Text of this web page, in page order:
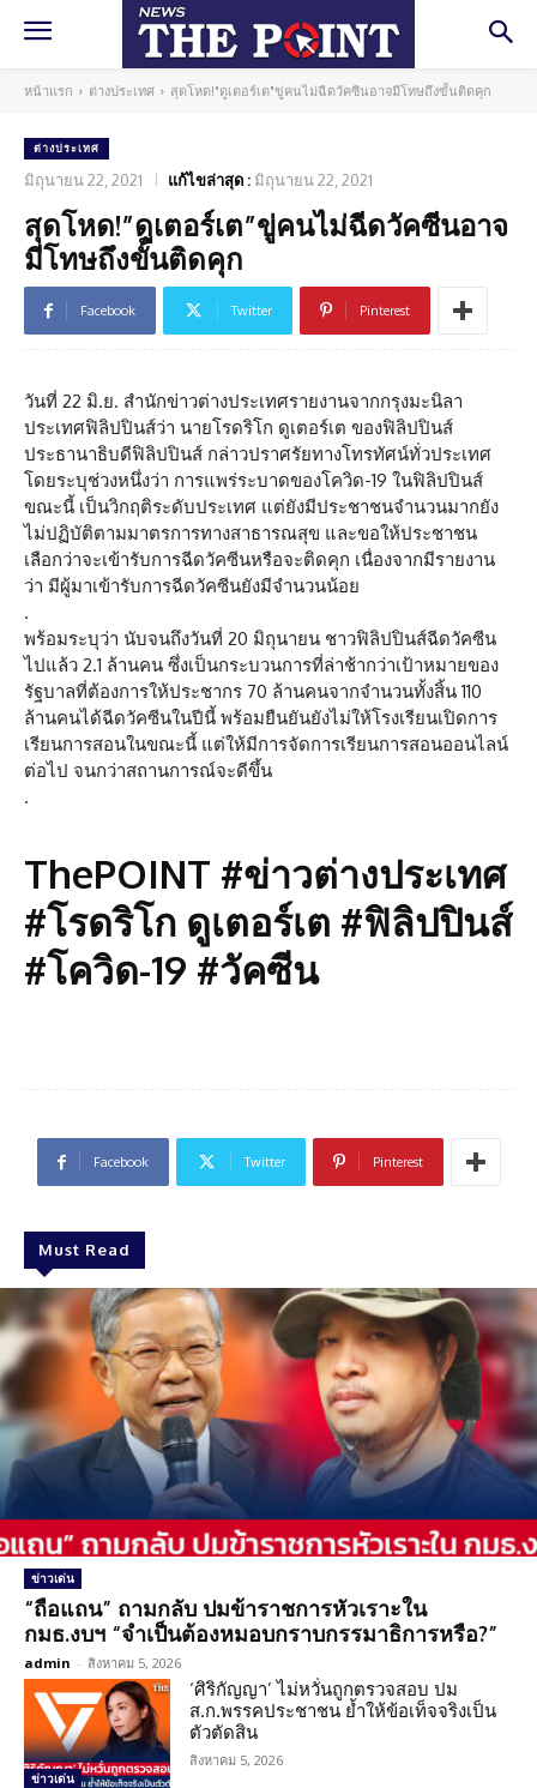
หน้าแรก ต่างประเทศ สุดโหด!"ดูเตอร์เต"ขู่คนไม่ฉีดวัคซีนอาจมีโทษถึงขั้นติดคุก
ต่างประเทศ
มิถุนายน 22, 2021 แก้ไขล่าสุด : มิถุนายน 22, 2021
สุดโหด!”ดูเตอร์เต”ขู่คนไม่ฉีดวัคซีนอาจ
มีโทษถึงขั้นติดคุก
Facebook Twitter Pinterest
วันที่ 22 มิ.ย. สำนักข่าวต่างประเทศรายงานจากกรุงมะนิลา
ประเทศฟิลิปปินส์ว่า นายโรดริโก ดูเตอร์เต ของฟิลิปปินส์
ประธานาธิบดีฟิลิปปินส์ กล่าวปราศรัยทางโทรทัศน์ทั่วประเทศ
โดยระบุช่วงหนึ่งว่า การแพร่ระบาดของโควิด-19 ในฟิลิปปินส์
ขณะนี้ เป็นวิกฤติระดับประเทศ แต่ยังมีประชาชนจำนวนมากยัง
ไม่ปฏิบัติตามมาตรการทางสาธารณสุข และขอให้ประชาชน
เลือกว่าจะเข้ารับการฉีดวัคซีนหรือจะติดคุก เนื่องจากมีรายงาน
ว่า มีผู้มาเข้ารับการฉีดวัคซีนยังมีจำนวนน้อย
.
พร้อมระบุว่า นับจนถึงวันที่ 20 มิถุนายน ชาวฟิลิปปินส์ฉีดวัคซีน
ไปแล้ว 2.1 ล้านคน ซึ่งเป็นกระบวนการที่ล่าช้ากว่าเป้าหมายของ
รัฐบาลที่ต้องการให้ประชากร 70 ล้านคนจากจำนวนทั้งสิ้น 110
ล้านคนได้ฉีดวัคซีนในปีนี้ พร้อมยืนยันยังไม่ให้โรงเรียนเปิดการ
เรียนการสอนในขณะนี้ แต่ให้มีการจัดการเรียนการสอนออนไลน์
ต่อไป จนกว่าสถานการณ์จะดีขึ้น
.
ThePOINT #ข่าวต่างประเทศ
#โรดริโก ดูเตอร์เต #ฟิลิปปินส์
#โควิด-19 #วัคซีน
Facebook Twitter Pinterest
Must Read
ข่าวเด่น
“ถือแถน” ถามกลับ ปมข้าราชการหัวเราะใน
กมธ.งบฯ “จำเป็นต้องหมอบกราบกรรมาธิการหรือ?”
admin - สิงหาคม 5, 2026
ข่าวเด่น
‘ศิริกัญญา’ ไม่หวั่นถูกตรวจสอบ ปม
ส.ก.พรรคประชาชน ย้ำให้ข้อเท็จจริงเป็น
ตัวตัดสิน
สิงหาคม 5, 2026